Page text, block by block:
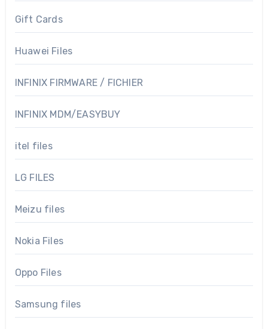
Gift Cards
Huawei Files
INFINIX FIRMWARE / FICHIER
INFINIX MDM/EASYBUY
itel files
LG FILES
Meizu files
Nokia Files
Oppo Files
Samsung files